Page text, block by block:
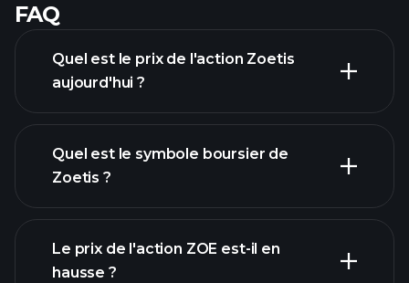
FAQ
Quel est le prix de l'action Zoetis
aujourd'hui ?
graphique avancé
Quel est le symbole boursier de
Zoetis ?
Le prix de l'action ZOE est-il en
hausse ?